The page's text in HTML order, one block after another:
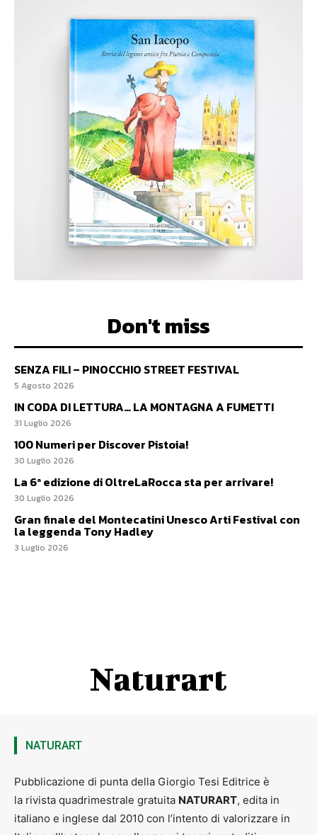
Don't miss
SENZA FILI – PINOCCHIO STREET FESTIVAL
5 Agosto 2026
IN CODA DI LETTURA… LA MONTAGNA A FUMETTI
31 Luglio 2026
100 Numeri per Discover Pistoia!
30 Luglio 2026
La 6ª edizione di OltreLaRocca sta per arrivare!
30 Luglio 2026
Gran finale del Montecatini Unesco Arti Festival con
la leggenda Tony Hadley
3 Luglio 2026
Naturart
NATURART
Pubblicazione di punta della Giorgio Tesi Editrice è
la rivista quadrimestrale gratuita NATURART, edita in
italiano e inglese dal 2010 con l’intento di valorizzare in